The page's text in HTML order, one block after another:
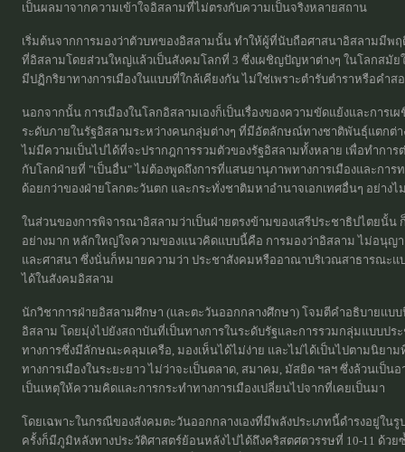
เป็นผลมาจากความเข้าใจอิสลามที่ไม่ตรงกับความเป็นจริงหลายสถาน
เริ่มต้นจากการมองว่าตัวบทของอิสลามนั้น ทำให้ผู้ที่นับถือศาสนาอิสลามมีพฤ
ที่อิสลามโดยส่วนใหญ่แล้วเป็นสังคมโลกที่ 3 ซึ่งเผชิญปัญหาต่างๆ ในโลกสมั
มีปฏิกริยาทางการเมืองในแบบที่ใกล้เคียงกัน ไม่ใช่เพราะตำรับตำราหรือคำส
นอกจากนั้น การเมืองในโลกอิสลามเองก็เป็นเรื่องของความขัดแย้งและการ
ระดับภายในรัฐอิสลามระหว่างคนกลุ่มต่างๆ ที่มีอัตลักษณ์ทางชาติพันธุ์แตกต่
ไม่มีความเป็นไปได้ที่จะปรากฎการรวมตัวของรัฐอิสลามทั้งหลาย เพื่อทำการ
กับโลกฝ่ายที่ "เป็นอื่น" ไม่ต้องพูดถึงการที่แสนยานุภาพทางการเมืองและกา
ด้อยกว่าของฝ่ายโลกตะวันตก และกระทั่งชาติมหาอำนาจเอกเทศอื่นๆ อย่างไ
ในส่วนของการพิจารณาอิสลามว่าเป็นฝ่ายตรงข้ามของเสรีประชาธิปไตยนั้น
อย่างมาก หลักใหญ่ใจความของแนวคิดแบบนี้คือ การมองว่าอิสลาม ไม่อนุญา
และศาสนา ซึ่งนั่นก็หมายความว่า ประชาสังคมหรืออาณาบริเวณสาธารณะแ
ได้ในสังคมอิสลาม
นักวิชาการฝ่ายอิสลามศึกษา (และตะวันออกกลางศึกษา) โจมตีคำอธิบายแบ
อิสลาม โดยมุ่งไปยังสถาบันที่เป็นทางการในระดับรัฐและการรวมกลุ่มแบบป
ทางการซึ่งมีลักษณะคลุมเครือ, มองเห็นได้ไม่ง่าย และไม่ได้เป็นไปตามนิยา
ทางการเมืองในระยะยาว ไม่ว่าจะเป็นตลาด, สมาคม, มัสยิด ฯลฯ ซึ่งล้วนเป็
เป็นเหตุให้ความคิดและการกระทำทางการเมืองเปลี่ยนไปจากที่เคยเป็นมา
โดยเฉพาะในกรณีของสังคมตะวันออกกลางเองที่มีพลังประเภทนี้ดำรงอยู่ใน
ครั้งก็มีภูมิหลังทางประวัติศาสตร์ย้อนหลังไปได้ถึงคริสตศตวรรษที่ 10-11 ด้ว